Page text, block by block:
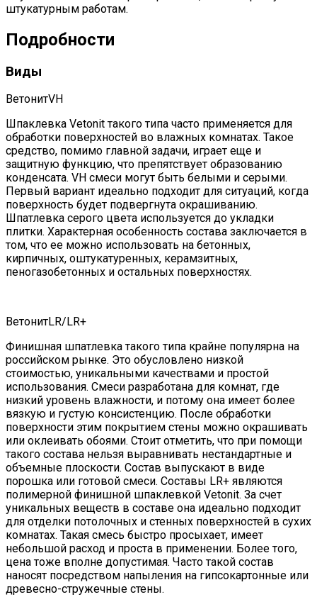
штукатурным работам.
Подробности
Виды
ВетонитVН
Шпаклевка Vetonit такого типа часто применяется для
обработки поверхностей во влажных комнатах. Такое
средство, помимо главной задачи, играет еще и
защитную функцию, что препятствует образованию
конденсата. VН смеси могут быть белыми и серыми.
Первый вариант идеально подходит для ситуаций, когда
поверхность будет подвергнута окрашиванию.
Шпатлевка серого цвета используется до укладки
плитки. Характерная особенность состава заключается в
том, что ее можно использовать на бетонных,
кирпичных, оштукатуренных, керамзитных,
пеногазобетонных и остальных поверхностях.
ВетонитLR/LR+
Финишная шпатлевка такого типа крайне популярна на
российском рынке. Это обусловлено низкой
стоимостью, уникальными качествами и простой
использования. Смеси разработана для комнат, где
низкий уровень влажности, и потому она имеет более
вязкую и густую консистенцию. После обработки
поверхности этим покрытием стены можно окрашивать
или оклеивать обоями. Стоит отметить, что при помощи
такого состава нельзя выравнивать нестандартные и
объемные плоскости. Состав выпускают в виде
порошка или готовой смеси. Составы LR+ являются
полимерной финишной шпаклевкой Vetonit. За счет
уникальных веществ в составе она идеально подходит
для отделки потолочных и стенных поверхностей в сухих
комнатах. Такая смесь быстро просыхает, имеет
небольшой расход и проста в применении. Более того,
цена тоже вполне допустимая. Часто такой состав
наносят посредством напыления на гипсокартонные или
древесно-стружечные стены.